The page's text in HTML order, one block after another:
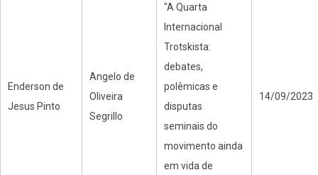
Enderson de
Jesus Pinto
Angelo de
Oliveira
Segrillo
"A Quarta
Internacional
Trotskista:
debates,
polêmicas e
disputas
seminais do
movimento ainda
em vida de
14/09/2023